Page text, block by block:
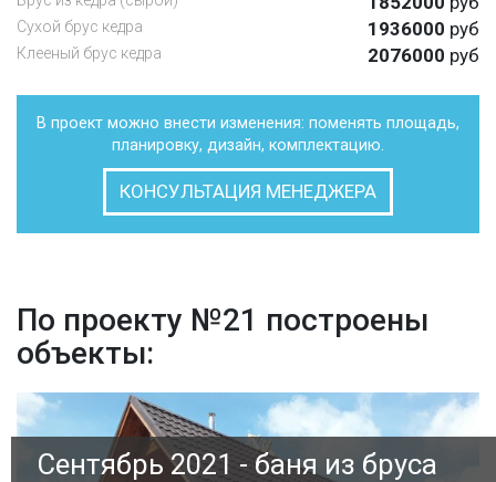
Сухой брус кедра 1936000 руб
Клееный брус кедра 2076000 руб
В проект можно внести изменения: поменять площадь,
планировку, дизайн, комплектацию.
КОНСУЛЬТАЦИЯ МЕНЕДЖЕРА
По проекту №21 построены
объекты:
Сентябрь 2021 - баня из бруса